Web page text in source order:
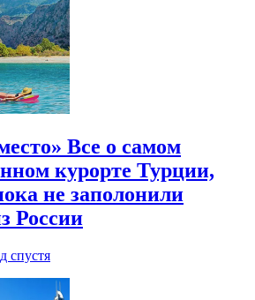
Все о самом
курорте Турции,
не заполонили
России
спустя